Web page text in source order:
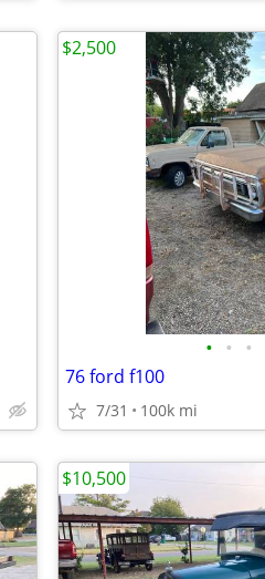
• • •
76 ford f100
7/31 100k mi
$2,500
$10,500